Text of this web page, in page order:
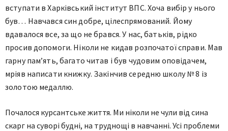
вступати в Харківський інститут ВПС. Хоча вибір у нього
був… Навчався син добре, цілеспрямований. Йому
вдавалося все, за що не брався. У нас, батьків, рідко
просив допомоги. Ніколи не кидав розпочатої справи. Мав
гарну пам’ять, багато читав і був чудовим оповідачем,
мріяв написати книжку. Закінчив середню школу № 8 із
золотою медаллю.
Почалося курсантське життя. Ми ніколи не чули від сина
скарг на суворі будні, на труднощі в навчанні. Усі проблеми